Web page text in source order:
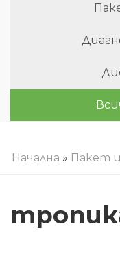
Начална » Пакет